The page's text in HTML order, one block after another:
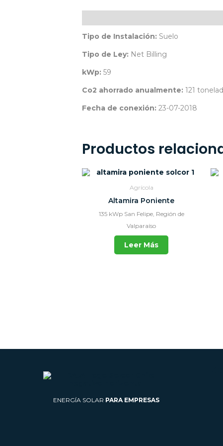
Tipo de Instalación: Suelo
Tipo de Ley: Net Billing
kWp: 59
Co2 ahorrado anualmente: 121
Fecha de conexión: 23-07-2018
Productos
Agrícola
Altamira Poniente
135 kWp San Felipe, Región de
Valparaíso
Leer Más
ENERGÍA SOLAR PARA EMPRESAS